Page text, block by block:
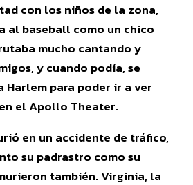
con los niños de la zona,
al baseball como un chico
mucho cantando y
y cuando podía, se
Harlem para poder ir a ver
el Apollo Theater.
en un accidente de tráfico,
su padrastro como su
también. Virginia, la